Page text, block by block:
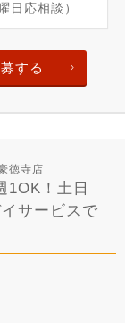
日応相談）
する
徳寺店
1OK！土日
サービスで